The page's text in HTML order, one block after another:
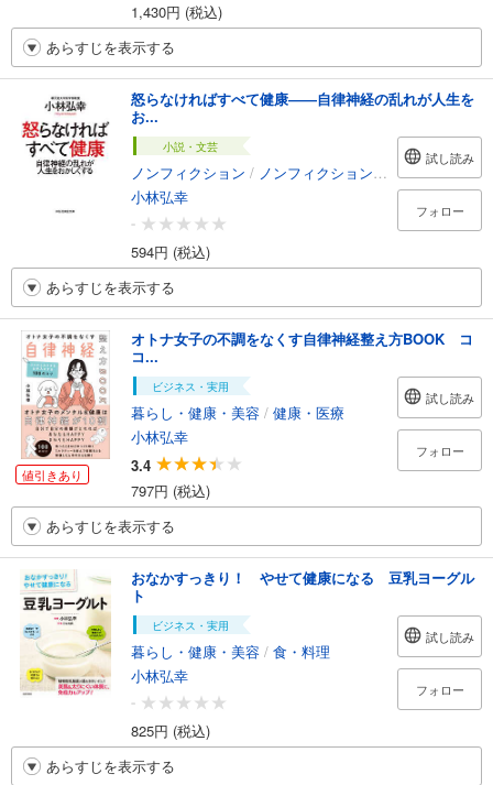
1,430円 (税込)
あらすじを表示する
怒らなければすべて健康――自律神経の乱れが人生を
お...
小説・文芸
ノンフィクション / ノンフィクション・ドキュメンタリー
小林弘幸
-
594円 (税込)
試し読み
フォロー
あらすじを表示する
値引きあり
オトナ女子の不調をなくす自律神経整え方BOOK コ
コ...
ビジネス・実用
暮らし・健康・美容 / 健康・医療
小林弘幸
3.4
797円 (税込)
試し読み
フォロー
あらすじを表示する
おなかすっきり！ やせて健康になる 豆乳ヨーグル
ト
ビジネス・実用
暮らし・健康・美容 / 食・料理
小林弘幸
-
825円 (税込)
試し読み
フォロー
あらすじを表示する